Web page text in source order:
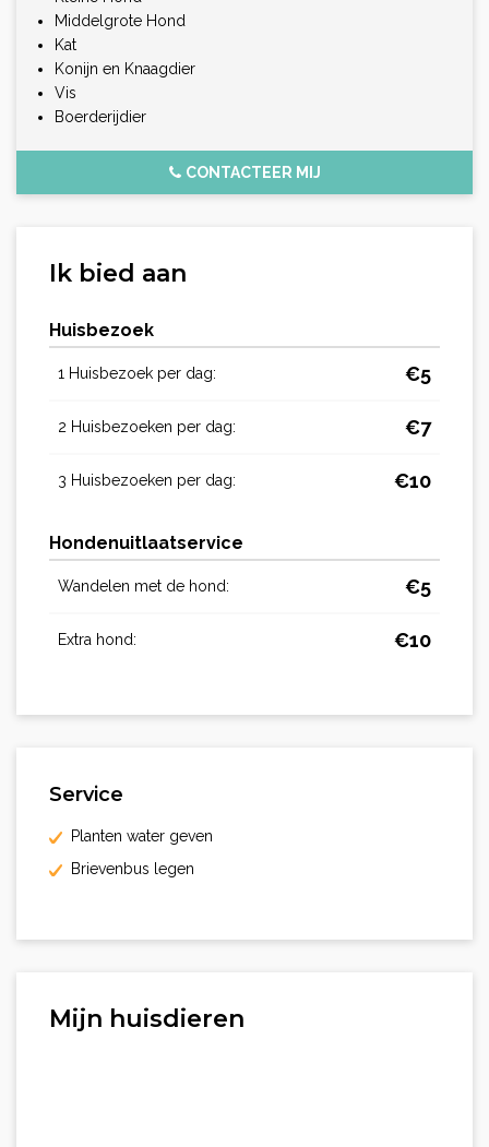
Middelgrote Hond
Kat
Konijn en Knaagdier
Vis
Boerderijdier
CONTACTEER MIJ
Ik bied aan
Huisbezoek
1 Huisbezoek per dag: €5
2 Huisbezoeken per dag: €7
3 Huisbezoeken per dag: €10
Hondenuitlaatservice
Wandelen met de hond: €5
Extra hond: €10
Service
Planten water geven
Brievenbus legen
Mijn huisdieren